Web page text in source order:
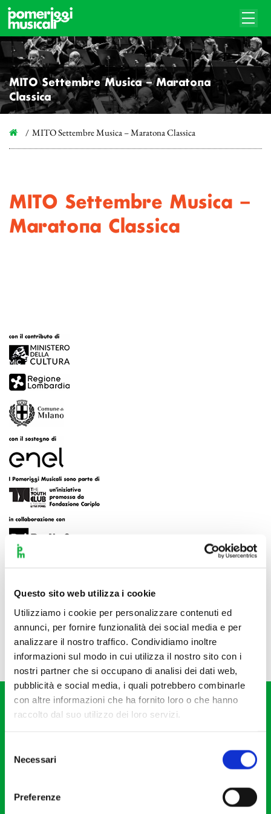
Questo sito web utilizza i cookie
Utilizziamo i cookie per personalizzare contenuti ed
annunci, per fornire funzionalità dei social media e per
analizzare il nostro traffico. Condividiamo inoltre
informazioni sul modo in cui utilizza il nostro sito con i
nostri partner che si occupano di analisi dei dati web,
pubblicità e social media, i quali potrebbero combinarle
con altre informazioni che ha fornito loro o che hanno
raccolto dal suo utilizzo dei loro servizi.
delNecessari
Preferenze
MITO Settembre Musica – Maratona
Classica
MITO Settembre Musica – Maratona Classica
MITO Settembre Musica –
Maratona Classica
20121 Milano